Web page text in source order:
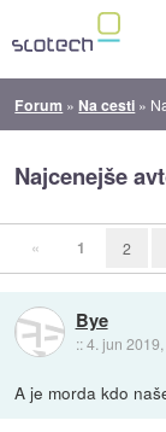
Forum » Na cesti »
Najcenejše
« 1 2
Bye
::4. jun
A je morda kdo